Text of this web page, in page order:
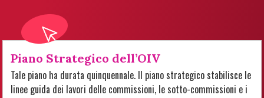
Piano Strategico dell’OIV
Tale piano ha durata quinquennale. Il piano strategico stabilisce le
linee guida dei lavori delle commissioni, le sotto-commissioni e i